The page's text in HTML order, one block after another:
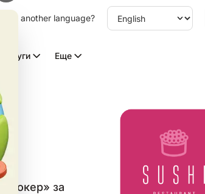
another language?
Услуги Еще
«Покер» за